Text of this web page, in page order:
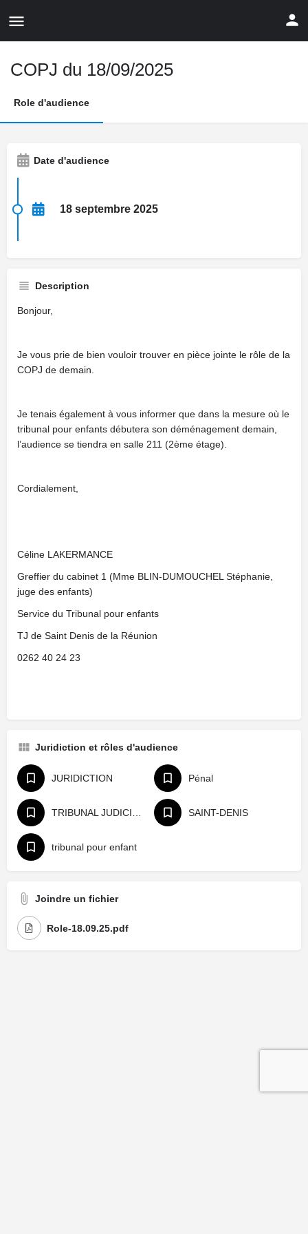
COPJ du 18/09/2025
Role d'audience
Date d'audience
18 septembre 2025
Description
Bonjour,
Je vous prie de bien vouloir trouver en pièce jointe le rôle de la
COPJ de demain.
Je tenais également à vous informer que dans la mesure où le
tribunal pour enfants débutera son déménagement demain,
l’audience se tiendra en salle 211 (2ème étage).
Cordialement,
Céline LAKERMANCE
Greffier du cabinet 1 (Mme BLIN-DUMOUCHEL Stéphanie,
juge des enfants)
Service du Tribunal pour enfants
TJ de Saint Denis de la Réunion
0262 40 24 23
Juridiction et rôles d'audience
JURIDICTION Pénal
SAINT-DENIS
tribunal pour enfant
Joindre un fichier
Role-18.09.25.pdf